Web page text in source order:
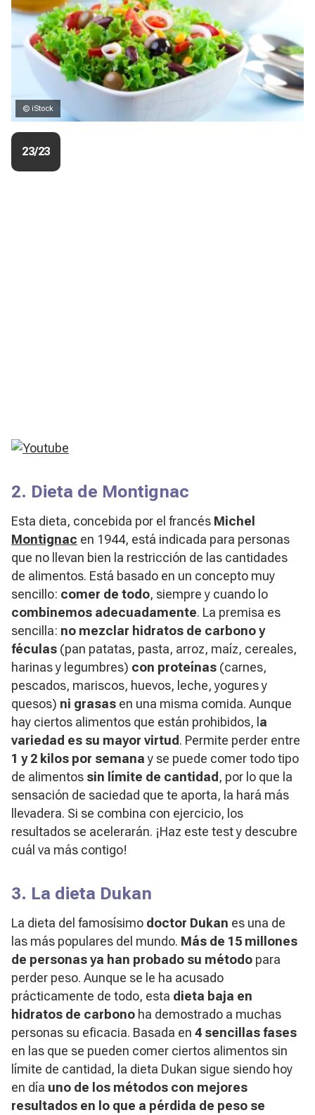
© iStock
23/23
2. Dieta de Montignac
Esta dieta, concebida por el francés Michel
Montignac en 1944, está indicada para personas
que no llevan bien la restricción de las cantidades
de alimentos. Está basado en un concepto muy
sencillo: comer de todo, siempre y cuando lo
combinemos adecuadamente. La premisa es
sencilla: no mezclar hidratos de carbono y
féculas (pan patatas, pasta, arroz, maíz, cereales,
harinas y legumbres) con proteínas (carnes,
pescados, mariscos, huevos, leche, yogures y
quesos) ni grasas en una misma comida. Aunque
hay ciertos alimentos que están prohibidos, l a
variedad es su mayor virtud. Permite perder entre
1 y 2 kilos por semanay se puede comer todo tipo
de alimentos sin límite de cantidad , por lo que la
sensación de saciedad que te aporta, la hará más
llevadera. Si se combina con ejercicio, los
resultados se acelerarán. ¡Haz este test y descubre
cuál va más contigo!
3. La dieta Dukan
La dieta del famosísimo doctor Dukan es una de
las más populares del mundo. Más de 15 millones
de personas ya han probado su método para
perder peso. Aunque se le ha acusado
prácticamente de todo, esta dieta baja en
hidratos de carbono ha demostrado a muchas
personas su eficacia. Basada en 4 sencillas fases
en las que se pueden comer ciertos alimentos sin
límite de cantidad, la dieta Dukan sigue siendo hoy
en día uno de los métodos con mejores
resultados en lo que a pérdida de peso se